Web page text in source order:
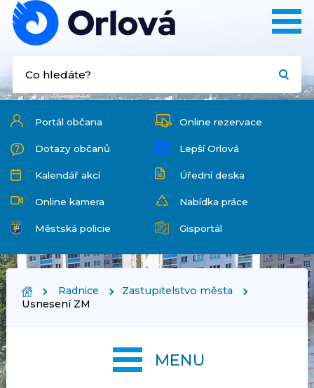
Portál občana Online rezervace
Dotazy občanů Lepší Orlová
Kalendář akcí Úřední deska
Online kamera Nabídka práce
Městská policie Gisportál
Radnice
Zastupitelstvo města
Usnesení ZM
MENU